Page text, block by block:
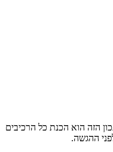
הזה הוא הכנת כל הרכיבים
ההגשה.